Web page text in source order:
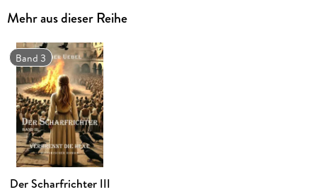
ungleiche Schwestern um Rudolfs Gunst buhlen, lebt in
einem anderen Teil des Landes eine unglückliche junge Frau,
die alle nur die Schöne Witwe nennen. Eine gefährliche
Räuberbande macht den Hunsrück unsicher und entführt die
Frauen und Töchter wohlhabender Bürger. Fest entschlossen,
sein Versprechen einzulösen, wird Rudolf von seiner
Vergangenheit eingeholt. In den weiten Wäldern des
Hunsrücks kommt es zu einer dramatischen Verfolgungsjagd.
Danach überschlagen sich die Ereignisse und plötzlich ist
nichts mehr so, wie es den Anschein hatte . . . Ein
spannender Roman aus dem ausgehenden Mittelalter.
Fesselnd und unterhaltsam bis zur letzten Zeile.
Mehr aus dieser Reihe
Band 3
Der Scharfrichter III